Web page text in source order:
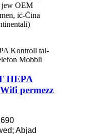
jew OEM
iċ-Ċina
HEPA
permezz
Abjad